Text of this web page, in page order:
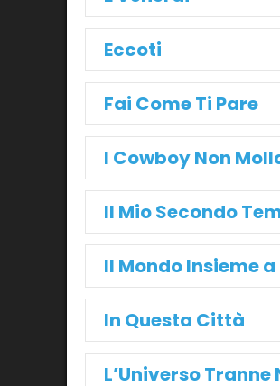
Eccoti
Fai Come Ti Pare
I Cowboy Non
Il Mio Secondo
Il Mondo Insieme a
In Questa Città
L’Universo Tranne